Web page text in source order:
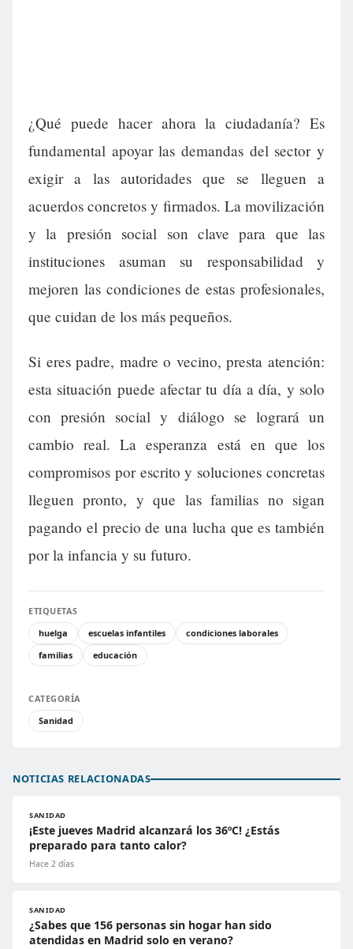
¿Qué puede hacer ahora la ciudadanía? Es
fundamental apoyar las demandas del sector y
exigir a las autoridades que se lleguen a
acuerdos concretos y firmados. La movilización
y la presión social son clave para que las
instituciones asuman su responsabilidad y
mejoren las condiciones de estas profesionales,
que cuidan de los más pequeños.
Si eres padre, madre o vecino, presta atención:
esta situación puede afectar tu día a día, y solo
con presión social y diálogo se logrará un
cambio real. La esperanza está en que los
compromisos por escrito y soluciones concretas
lleguen pronto, y que las familias no sigan
pagando el precio de una lucha que es también
por la infancia y su futuro.
ETIQUETAS
huelga
escuelas infantiles
condiciones laborales
familias
educación
CATEGORÍA
Sanidad
NOTICIAS RELACIONADAS
SANIDAD
¡Este jueves Madrid alcanzará los 36ºC! ¿Estás
preparado para tanto calor?
Hace 2 días
SANIDAD
¿Sabes que 156 personas sin hogar han sido
atendidas en Madrid solo en verano?